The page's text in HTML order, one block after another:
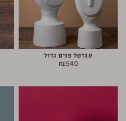
אגרטל פנים גדול
₪540